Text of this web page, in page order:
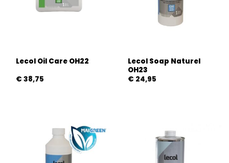
Lecol Oil Care OH22
€ 38,75
Lecol Soap Naturel
OH23
€ 24,95